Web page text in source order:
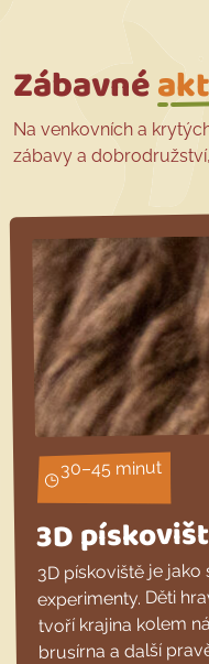
Zábavné
Na venkovních a
zábavy a
30–45 minut
3D
3D pískoviště je
experimenty. Děti
tvoří krajina kolem
brusírna a další